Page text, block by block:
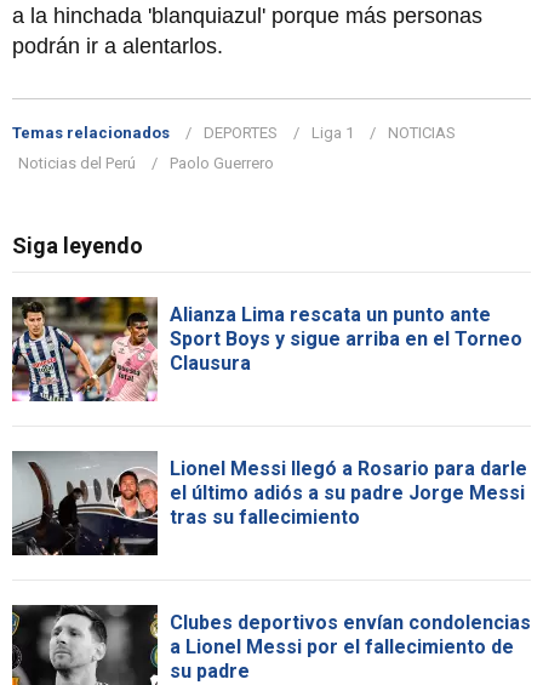
a la hinchada 'blanquiazul' porque más personas
podrán ir a alentarlos.
Temas relacionados DEPORTES Liga 1
NOTICIAS
Noticias del Perú
Paolo Guerrero
Siga leyendo
Alianza Lima rescata un punto ante
Sport Boys y sigue arriba en el Torneo
Clausura
Lionel Messi llegó a Rosario para darle
el último adiós a su padre Jorge Messi
tras su fallecimiento
Clubes deportivos envían condolencias
a Lionel Messi por el fallecimiento de
su padre